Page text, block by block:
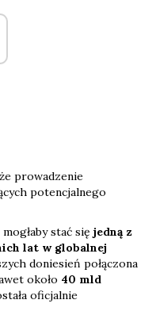
prowadzenie
potencjalnego
stać się jedną z
lat w globalnej
doniesień połączona
około 40 mld
oficjalnie